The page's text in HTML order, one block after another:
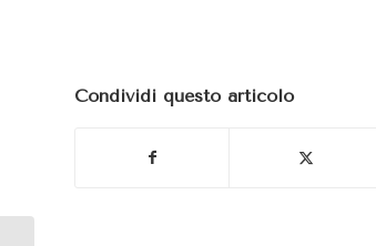
Condividi questo articolo